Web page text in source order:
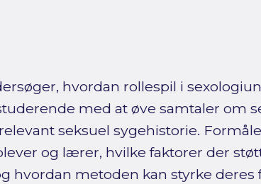
hvordan rollespil i
med at øve samtaler om
seksuel sygehistorie.
og lærer, hvilke faktorer der
hvordan metoden kan styrke